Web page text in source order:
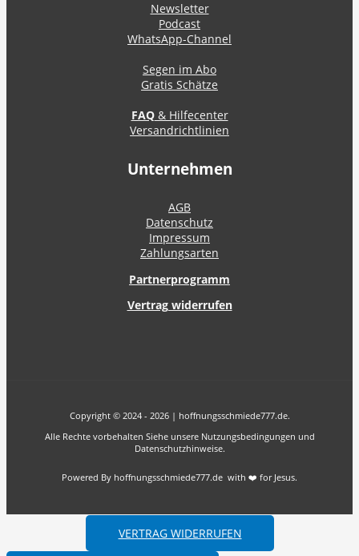
Newsletter
Podcast
WhatsApp-Channel
Segen im Abo
Gratis Schätze
FAQ& Hilfecenter
Versandrichtlinien
Unternehmen
AGB
Datenschutz
Impressum
Zahlungsarten
Partnerprogramm
Vertrag widerrufen
Copyright © 2024 - 2026 | hoffnungsschmiede777.de.
Alle Rechte vorbehalten Siehe unsere Nutzungsbedingungen und
Datenschutzhinweise.
Powered By hoffnungsschmiede777.de with ❤️ for Jesus.
VERTRAG WIDERRUFEN